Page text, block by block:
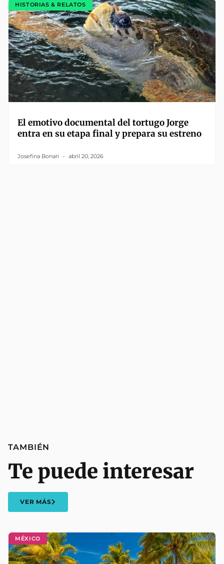
HISTORIAS & RELATOS
El emotivo documental del tortugo Jorge
entra en su etapa final y prepara su estreno
Josefina Bonari abril 20, 2026
MÉXICO
TAMBIÉN
Te puede interesar
VER MÁS